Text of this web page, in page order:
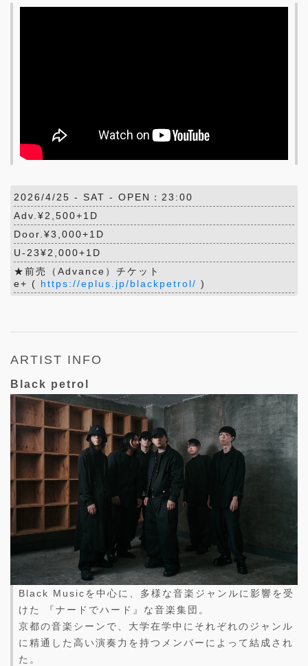
2026/4/25 - SAT - OPEN：23:00
Adv.¥2,500+1D
Door.¥3,000+1D
U-23¥2,000+1D
★前売（Advance）チケット
e+ ( https://eplus.jp/blackpetrol/ )
ARTIST INFO
Black petrol
Black Musicを中心に、多様な音楽ジャンルに影響を受
けた 『ナードでハード』な音楽集団。
京都の音楽シーンで、大学在学中にそれぞれのジャンル
に精通した高い演奏力を持つメンバーによって結成され
た。